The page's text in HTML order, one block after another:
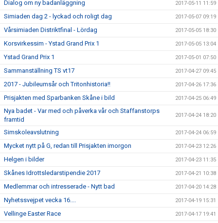
Dialog om ny badanläggning 2017-05-11 11:59
Simiaden dag 2 - lyckad och roligt dag 2017-05-07 09:19
Vårsimiaden Distriktfinal - Lördag 2017-05-05 18:30
Korsvirkessim - Ystad Grand Prix 1 2017-05-05 13:04
Ystad Grand Prix 1 2017-05-01 07:50
Sammanställning TS vt17 2017-04-27 09:45
2017 - Jubileumsår och Tritonhistoria!! 2017-04-26 17:36
Prisjakten med Sparbanken Skåne i bild 2017-04-25 06:49
Nya badet - Var med och påverka vår och Staffanstorps
framtid
2017-04-24 18:20
Simskoleavslutning 2017-04-24 06:59
Mycket nytt på G, redan till Prisjakten imorgon 2017-04-23 12:26
Helgen i bilder 2017-04-23 11:35
Skånes Idrottsledarstipendie 2017 2017-04-21 10:38
Medlemmar och intresserade - Nytt bad 2017-04-20 14:28
Nyhetssvejpet vecka 16.... 2017-04-19 15:31
Vellinge Easter Race 2017-04-17 19:41